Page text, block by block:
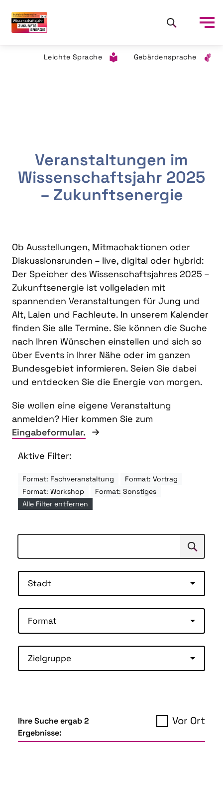
Leichte Sprache Gebärdensprache
Veranstaltungen im
Wissenschaftsjahr 2025
– Zukunftsenergie
Ob Ausstellungen, Mitmachaktionen oder
Diskussionsrunden – live, digital oder hybrid:
Der Speicher des Wissenschaftsjahres 2025 –
Zukunftsenergie ist vollgeladen mit
spannenden Veranstaltungen für Jung und
Alt, Laien und Fachleute. In unserem Kalender
finden Sie alle Termine. Sie können die Suche
nach Ihren Wünschen einstellen und sich so
über Events in Ihrer Nähe oder im ganzen
Bundesgebiet informieren. Seien Sie dabei
und entdecken Sie die Energie von morgen.
Sie wollen eine eigene Veranstaltung
anmelden? Hier kommen Sie zum
Eingabeformular.
Aktive Filter:
Format: Fachveranstaltung
Format: Vortrag
Format: Workshop
Format: Sonstiges
Alle Filter entfernen
Suchen
Stadt
Format
Zielgruppe
Ihre Suche ergab 2
Ergebnisse:
Vor Ort